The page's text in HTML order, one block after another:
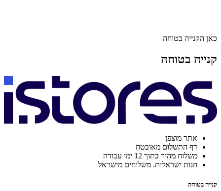
כאן הקנייה בטוחה
קנייה בטוחה
אתר מוצפן
דף התשלום מאובטח
משלוח מהיר בתוך 12 ימי עבודה
חנות ישראלית. משלוחים מישראל
קנייה בטוחה